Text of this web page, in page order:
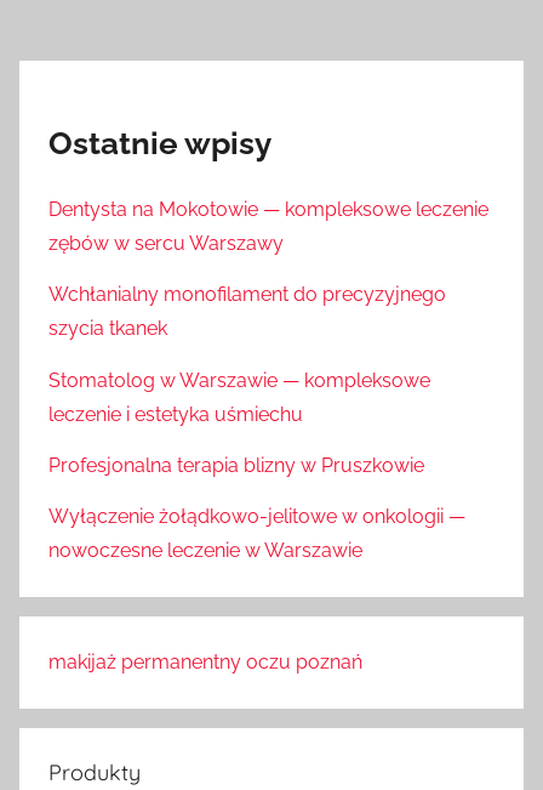
Ostatnie wpisy
Dentysta na Mokotowie — kompleksowe leczenie
zębów w sercu Warszawy
Wchłanialny monofilament do precyzyjnego
szycia tkanek
Stomatolog w Warszawie — kompleksowe
leczenie i estetyka uśmiechu
Profesjonalna terapia blizny w Pruszkowie
Wyłączenie żołądkowo-jelitowe w onkologii —
nowoczesne leczenie w Warszawie
makijaż permanentny oczu poznań
Produkty